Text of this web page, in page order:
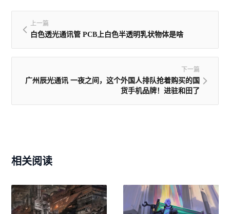
上一篇
白色透光通讯管 PCB上白色半透明乳状物体是啥
下一篇
广州辰光通讯 一夜之间，这个外国人排队抢着购买的国
货手机品牌！进驻和田了
相关阅读